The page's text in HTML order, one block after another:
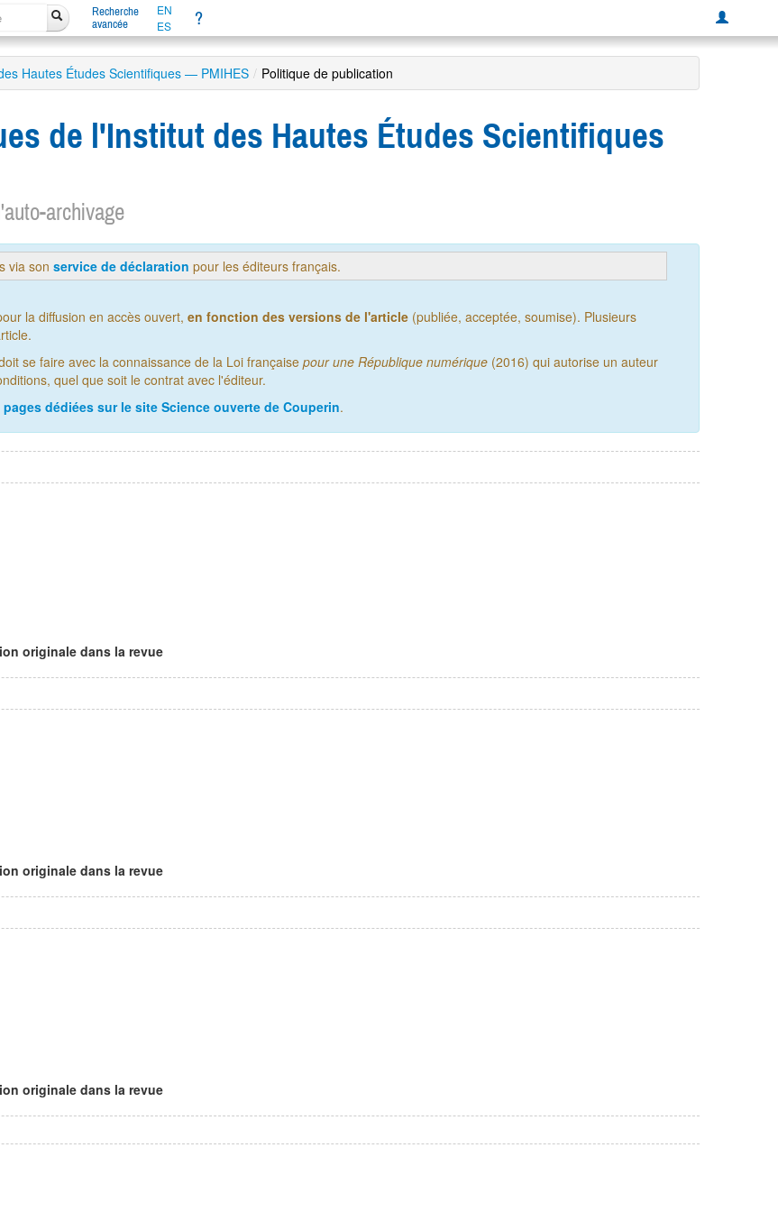
Recherche
avancée
EN
ES
?
Hautes Études Scientifiques — PMIHES / Politique de publication
de l'Institut des Hautes Études Scientifiques
archivage
via son service de déclaration pour les éditeurs français.
la diffusion en accès ouvert, en fonction des versions de l'article (publiée, acceptée, soumise). Plusieurs
se faire avec la connaissance de la Loi française pour une République numérique (2016) qui autorise un auteur
quel que soit le contrat avec l'éditeur.
pages dédiées sur le site Science ouverte de Couperin.
originale dans la revue
originale dans la revue
originale dans la revue